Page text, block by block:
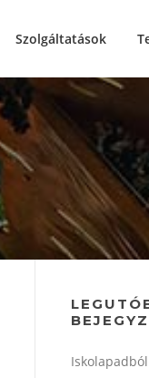
Szolgáltatások